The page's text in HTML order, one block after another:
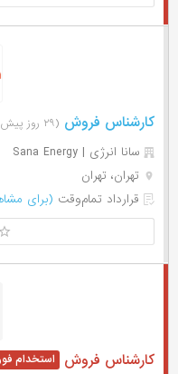
کارشناس فروش (۲۹ روز پیش)
سانا انرژی | Sana Energy
تهران، تهران
قرارداد تمام‌وقت (برای
کارشناس فروش